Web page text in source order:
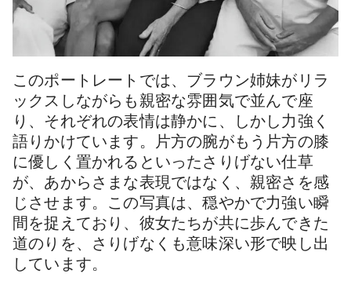
このポートレートでは、ブラウン姉妹がリラ
ックスしながらも親密な雰囲気で並んで座
り、それぞれの表情は静かに、しかし力強く
語りかけています。片方の腕がもう片方の膝
に優しく置かれるといったさりげない仕草
が、あからさまな表現ではなく、親密さを感
じさせます。この写真は、穏やかで力強い瞬
間を捉えており、彼女たちが共に歩んできた
道のりを、さりげなくも意味深い形で映し出
しています。